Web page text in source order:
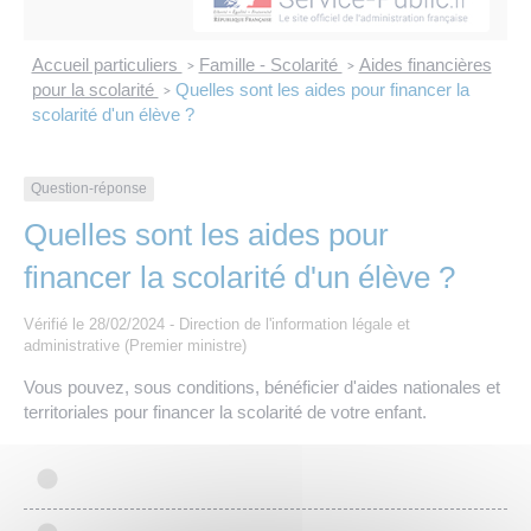
Eau et assainissement
Travaux
Annuaire de contacts
Les offres d’emploi de la communauté de
Nos publications
Accueil particuliers > Famille - Scolarité > Aides financières
pour la scolarité > Quelles sont les aides pour financer la
scolarité d'un élève ?
Question-réponse
Quelles sont les aides pour
financer la scolarité d'un élève ?
Vérifié le 28/02/2024 - Direction de l'information légale et
administrative (Premier ministre)
Vous pouvez, sous conditions, bénéficier d'aides nationales et
territoriales pour financer la scolarité de votre enfant.